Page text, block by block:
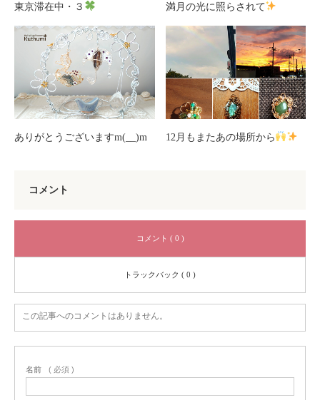
東京滞在中・３ 満月の光に照らされて
ありがとうございますm(__)m 12月もまたあの場所から
コメント
コメント ( 0 )
トラックバック ( 0 )
この記事へのコメントはありません。
名前 ( 必須 )